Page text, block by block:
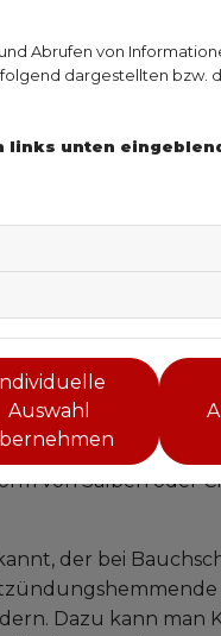
Blutergüssen und
aufgetragen und
aufzutragen,
bei
aus Ihrer
ihrer
wird. Die
die in der
wie
von Salben oder
der bei
Dazu kann man
Abrufen von
dargestellten bzw.
unten
Auswahl